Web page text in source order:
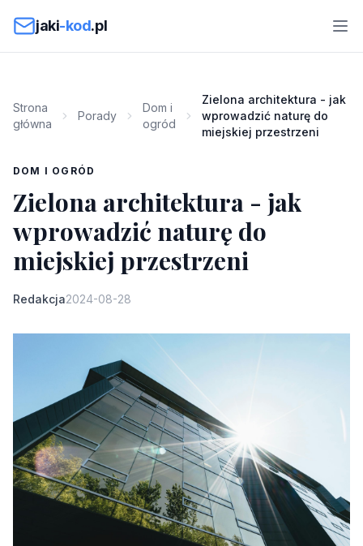
jaki-kod.pl
Strona
główna
Porady
Dom i
ogród
Zielona architektura - jak
wprowadzić naturę do
miejskiej przestrzeni
DOM I OGRÓD
Zielona architektura - jak
wprowadzić naturę do
miejskiej przestrzeni
Redakcja2024-08-28